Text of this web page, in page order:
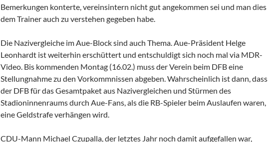
Bemerkungen konterte, vereinsintern nicht gut angekommen sei und man dies
dem Trainer auch zu verstehen gegeben habe.
Die Nazivergleiche im Aue-Block sind auch Thema. Aue-Präsident Helge
Leonhardt ist weiterhin erschüttert und entschuldigt sich noch mal via MDR-
Video. Bis kommenden Montag (16.02.) muss der Verein beim DFB eine
Stellungnahme zu den Vorkommnissen abgeben. Wahrscheinlich ist dann, dass
der DFB für das Gesamtpaket aus Nazivergleichen und Stürmen des
Stadioninnenraums durch Aue-Fans, als die RB-Spieler beim Auslaufen waren,
eine Geldstrafe verhängen wird.
CDU-Mann Michael Czupalla, der letztes Jahr noch damit aufgefallen war,